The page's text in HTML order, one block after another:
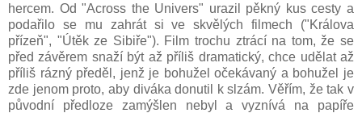
hercem. Od "Across the Univers" urazil pěkný kus cesty a
podařilo se mu zahrát si ve skvělých filmech ("Králova
přízeň", "Útěk ze Sibiře"). Film trochu ztrácí na tom, že se
před závěrem snaží být až příliš dramatický, chce udělat až
příliš rázný předěl, jenž je bohužel očekávaný a bohužel je
zde jenom proto, aby diváka donutil k slzám. Věřím, že tak v
původní předloze zamýšlen nebyl a vyznívá na papíře